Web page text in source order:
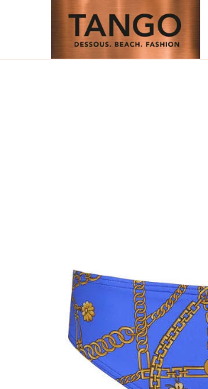
Zum Hauptinhalt springen